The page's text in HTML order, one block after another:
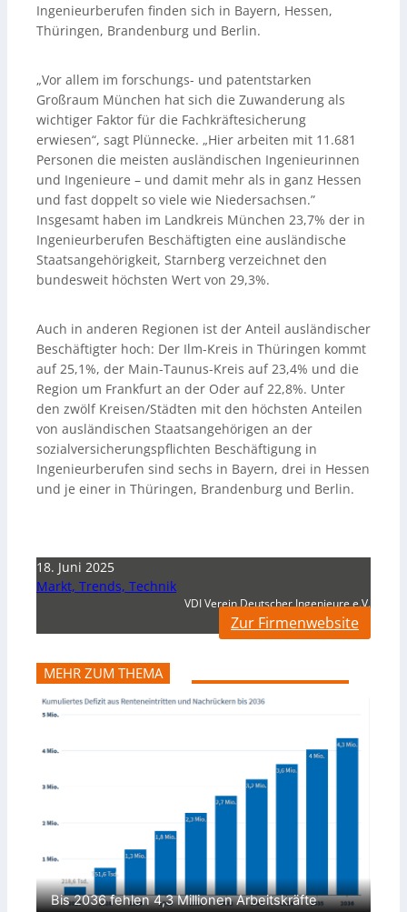
Ingenieurberufen finden sich in Bayern, Hessen,
Thüringen, Brandenburg und Berlin.
„Vor allem im forschungs- und patentstarken
Großraum München hat sich die Zuwanderung als
wichtiger Faktor für die Fachkräftesicherung
erwiesen“, sagt Plünnecke. „Hier arbeiten mit 11.681
Personen die meisten ausländischen Ingenieurinnen
und Ingenieure – und damit mehr als in ganz Hessen
und fast doppelt so viele wie Niedersachsen.”
Insgesamt haben im Landkreis München 23,7% der in
Ingenieurberufen Beschäftigten eine ausländische
Staatsangehörigkeit, Starnberg verzeichnet den
bundesweit höchsten Wert von 29,3%.
Auch in anderen Regionen ist der Anteil ausländischer
Beschäftigter hoch: Der Ilm-Kreis in Thüringen kommt
auf 25,1%, der Main-Taunus-Kreis auf 23,4% und die
Region um Frankfurt an der Oder auf 22,8%. Unter
den zwölf Kreisen/Städten mit den höchsten Anteilen
von ausländischen Staatsangehörigen an der
sozialversicherungspflichten Beschäftigung in
Ingenieurberufen sind sechs in Bayern, drei in Hessen
und je einer in Thüringen, Brandenburg und Berlin.
18. Juni 2025
Markt, Trends, Technik
VDI Verein Deutscher Ingenieure e.V.
Zur Firmenwebsite
MEHR ZUM THEMA
Bis 2036 fehlen 4,3 Millionen Arbeitskräfte